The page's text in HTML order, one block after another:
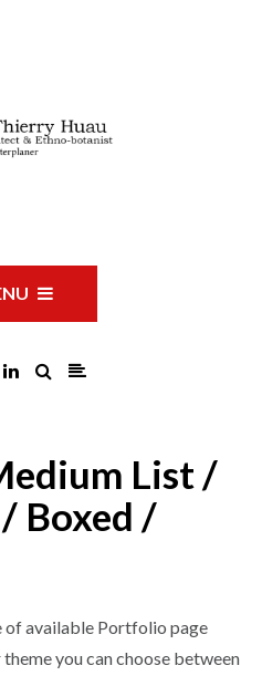
List /
Boxed /
of available Portfolio page
you can choose between